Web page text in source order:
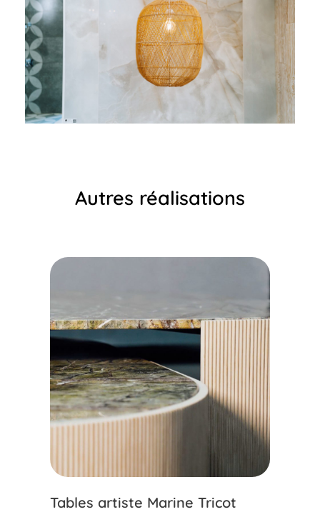
Autres réalisations
Tables artiste Marine Tricot